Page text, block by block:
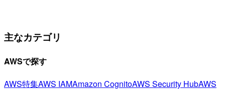
主なカテゴリ
AWSで探す
AWS特集AWS IAMAmazon CognitoAWS Security HubAWS